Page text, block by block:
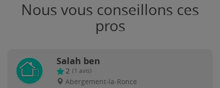
Nous vous conseillons ces
pros
Salah ben
2 (1 avis)
Abergement-la-Ronce